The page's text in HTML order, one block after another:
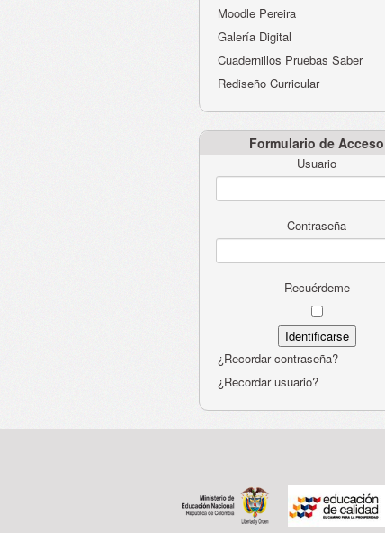
Moodle Pereira
Galería Digital
Cuadernillos Pruebas Saber
Rediseño Curricular
Formulario de Acceso
Usuario
Contraseña
Recuérdeme
¿Recordar contraseña?
¿Recordar usuario?